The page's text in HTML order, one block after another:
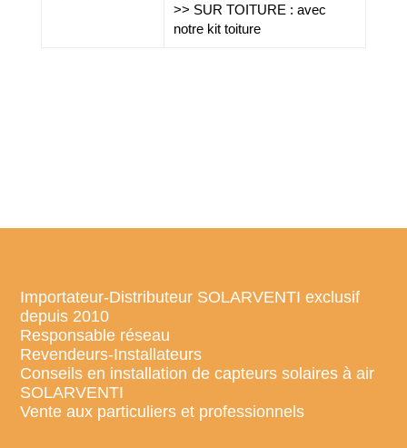
>> SUR TOITURE : avec
notre kit toiture
Importateur-Distributeur SOLARVENTI exclusif
depuis 2010
Responsable réseau
Revendeurs-Installateurs
Conseils en installation de capteurs solaires à air
SOLARVENTI
Vente aux particuliers et professionnels